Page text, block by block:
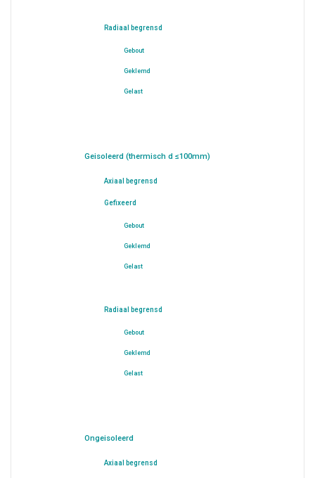
Radiaal begrensd
Gebout
Geklemd
Gelast
Geisoleerd (thermisch d ≤100mm)
Axiaal begrensd
Gefixeerd
Gebout
Geklemd
Gelast
Radiaal begrensd
Gebout
Geklemd
Gelast
Ongeisoleerd
Axiaal begrensd